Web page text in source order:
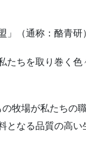
」（通称：酪青研
たちを取り巻く
牧場が私たちの
となる品質の高い